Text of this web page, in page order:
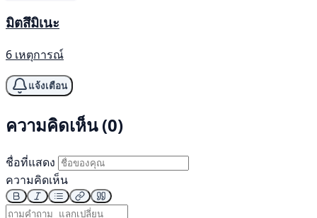
มิตสึมิเนะ
6 เหตุการณ์
แจ้งเตือน
ความคิดเห็น (0)
ชื่อที่แสดง
ความคิดเห็น